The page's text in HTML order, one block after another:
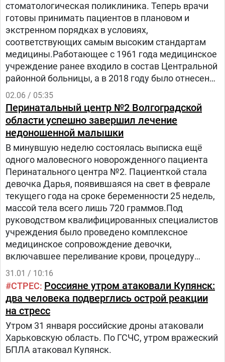
стоматологическая поликлиника. Теперь врачи
готовы принимать пациентов в плановом и
экстренном порядках в условиях,
соответствующих самым высоким стандартам
медицины.Работающее с 1961 года медицинское
учреждение ранее входило в состав Центральной
районной больницы, а в 2018 году было отнесено
к Стоматологической поликлинике № 9
Волгограда в рамках реструктуризации
стоматологической службы региона.В ходе
капитального ремонта проведены строительно-
монтажные работы, установлена приточно-
вытяжная вентиляция, смонтированы системы
видеонаблюдения, пожарной и охранной
сигнализаций.
02.06 / 05:35
​Перинатальный центр №2 Волгоградской
области успешно завершил лечение
недоношенной малышки
В минувшую неделю состоялась выписка ещё
одного маловесного новорожденного пациента
Перинатального центра №2. Пациенткой стала
девочка Дарья, появившаяся на свет в феврале
текущего года на сроке беременности 25 недель,
массой тела всего лишь 720 граммов.Под
руководством квалифицированных специалистов
учреждения было проведено комплексное
медицинское сопровождение девочки,
включавшее переливание крови, процедуру
лазерной коагуляции сетчатки глаза, длительное
применение искусственной вентиляции лёгких и
месячное пребывание в специализированном
отделении патологии новорожденных и
недоношенных детей.
31.01 / 10:16
СТРЕС Россияне утром атаковали Купянск:
два человека подверглись острой реакции
на стресс
Утром 31 января российские дроны атаковали
Харьковскую область. По ГСЧС, утром вражеский
БПЛА атаковал Купянск.